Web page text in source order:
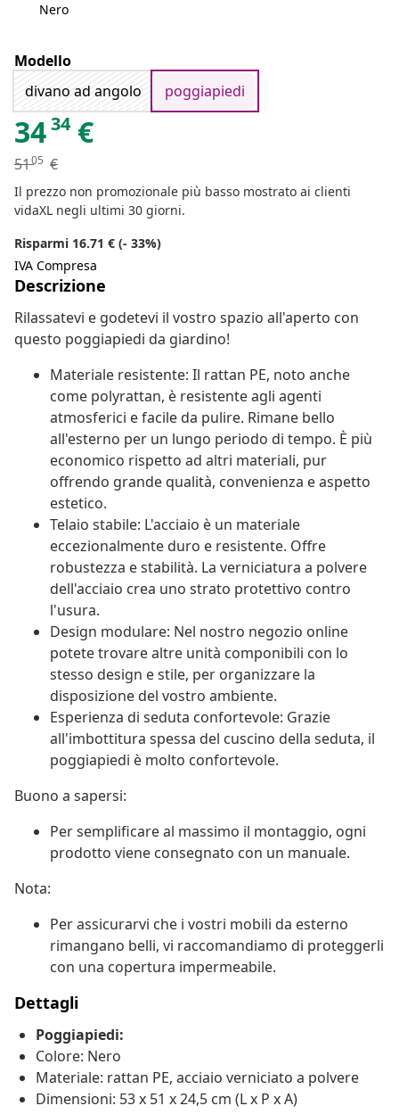
Nero
Modello
divano ad angolo
poggiapiedi
3434 €
5105 €
Il prezzo non promozionale più basso mostrato ai clienti
vidaXL negli ultimi 30 giorni.
Risparmi 16.71 € (- 33%)
IVA Compresa
Descrizione
Rilassatevi e godetevi il vostro spazio all'aperto con
questo poggiapiedi da giardino!
Materiale resistente: Il rattan PE, noto anche
come polyrattan, è resistente agli agenti
atmosferici e facile da pulire. Rimane bello
all'esterno per un lungo periodo di tempo. È più
economico rispetto ad altri materiali, pur
offrendo grande qualità, convenienza e aspetto
estetico.
Telaio stabile: L'acciaio è un materiale
eccezionalmente duro e resistente. Offre
robustezza e stabilità. La verniciatura a polvere
dell'acciaio crea uno strato protettivo contro
l'usura.
Design modulare: Nel nostro negozio online
potete trovare altre unità componibili con lo
stesso design e stile, per organizzare la
disposizione del vostro ambiente.
Esperienza di seduta confortevole: Grazie
all'imbottitura spessa del cuscino della seduta, il
poggiapiedi è molto confortevole.
Buono a sapersi:
Per semplificare al massimo il montaggio, ogni
prodotto viene consegnato con un manuale.
Nota:
Per assicurarvi che i vostri mobili da esterno
rimangano belli, vi raccomandiamo di proteggerli
con una copertura impermeabile.
Dettagli
Poggiapiedi:
Colore: Nero
Materiale: rattan PE, acciaio verniciato a polvere
Dimensioni: 53 x 51 x 24,5 cm (L x P x A)